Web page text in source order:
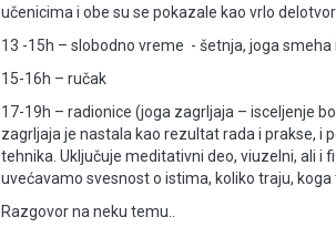
učenicima i obe su se pokazale kao vrlo
13 -15h – slobodno vreme  - šetnja, joga smeha
15-16h – ručak
17-19h – radionice (joga zagrljaja – isceljenje
zagrljaja je nastala kao rezultat rada i prakse, i
tehnika. Uključuje meditativni deo, viuzelni, ali
uvećavamo svesnost o istima, koliko traju,
Razgovor na neku temu..